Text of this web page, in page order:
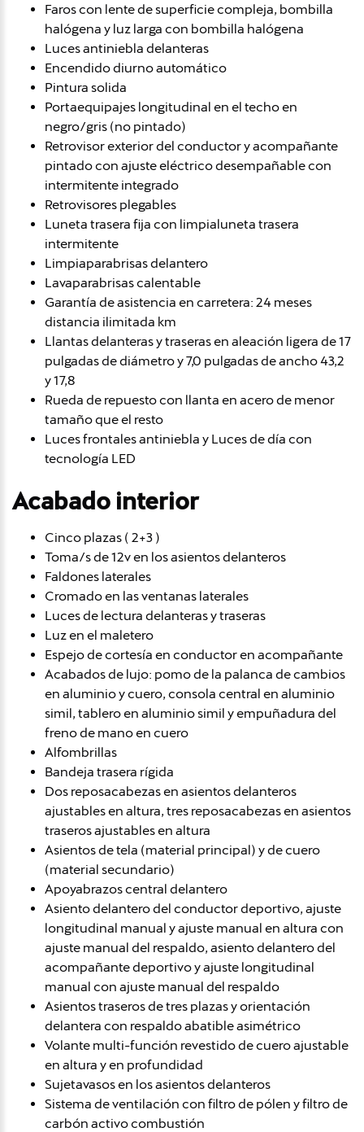
Faros con lente de superficie compleja, bombilla
halógena y luz larga con bombilla halógena
Luces antiniebla delanteras
Encendido diurno automático
Pintura solida
Portaequipajes longitudinal en el techo en
negro/gris (no pintado)
Retrovisor exterior del conductor y acompañante
pintado con ajuste eléctrico desempañable con
intermitente integrado
Retrovisores plegables
Luneta trasera fija con limpialuneta trasera
intermitente
Limpiaparabrisas delantero
Lavaparabrisas calentable
Garantía de asistencia en carretera: 24 meses
distancia ilimitada km
Llantas delanteras y traseras en aleación ligera de 17
pulgadas de diámetro y 7,0 pulgadas de ancho 43,2
y 17,8
Rueda de repuesto con llanta en acero de menor
tamaño que el resto
Luces frontales antiniebla y Luces de día con
tecnología LED
Acabado interior
Cinco plazas ( 2+3 )
Toma/s de 12v en los asientos delanteros
Faldones laterales
Cromado en las ventanas laterales
Luces de lectura delanteras y traseras
Luz en el maletero
Espejo de cortesía en conductor en acompañante
Acabados de lujo: pomo de la palanca de cambios
en aluminio y cuero, consola central en aluminio
simil, tablero en aluminio simil y empuñadura del
freno de mano en cuero
Alfombrillas
Bandeja trasera rígida
Dos reposacabezas en asientos delanteros
ajustables en altura, tres reposacabezas en asientos
traseros ajustables en altura
Asientos de tela (material principal) y de cuero
(material secundario)
Apoyabrazos central delantero
Asiento delantero del conductor deportivo, ajuste
longitudinal manual y ajuste manual en altura con
ajuste manual del respaldo, asiento delantero del
acompañante deportivo y ajuste longitudinal
manual con ajuste manual del respaldo
Asientos traseros de tres plazas y orientación
delantera con respaldo abatible asimétrico
Volante multi-función revestido de cuero ajustable
en altura y en profundidad
Sujetavasos en los asientos delanteros
Sistema de ventilación con filtro de pólen y filtro de
carbón activo combustión